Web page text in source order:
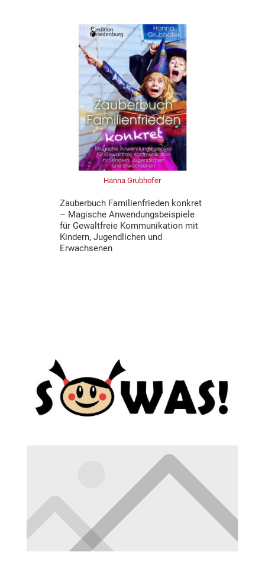
Hanna Grubhofer
Zauberbuch Familienfrieden konkret
– Magische Anwendungsbeispiele
für Gewaltfreie Kommunikation mit
Kindern, Jugendlichen und
Erwachsenen